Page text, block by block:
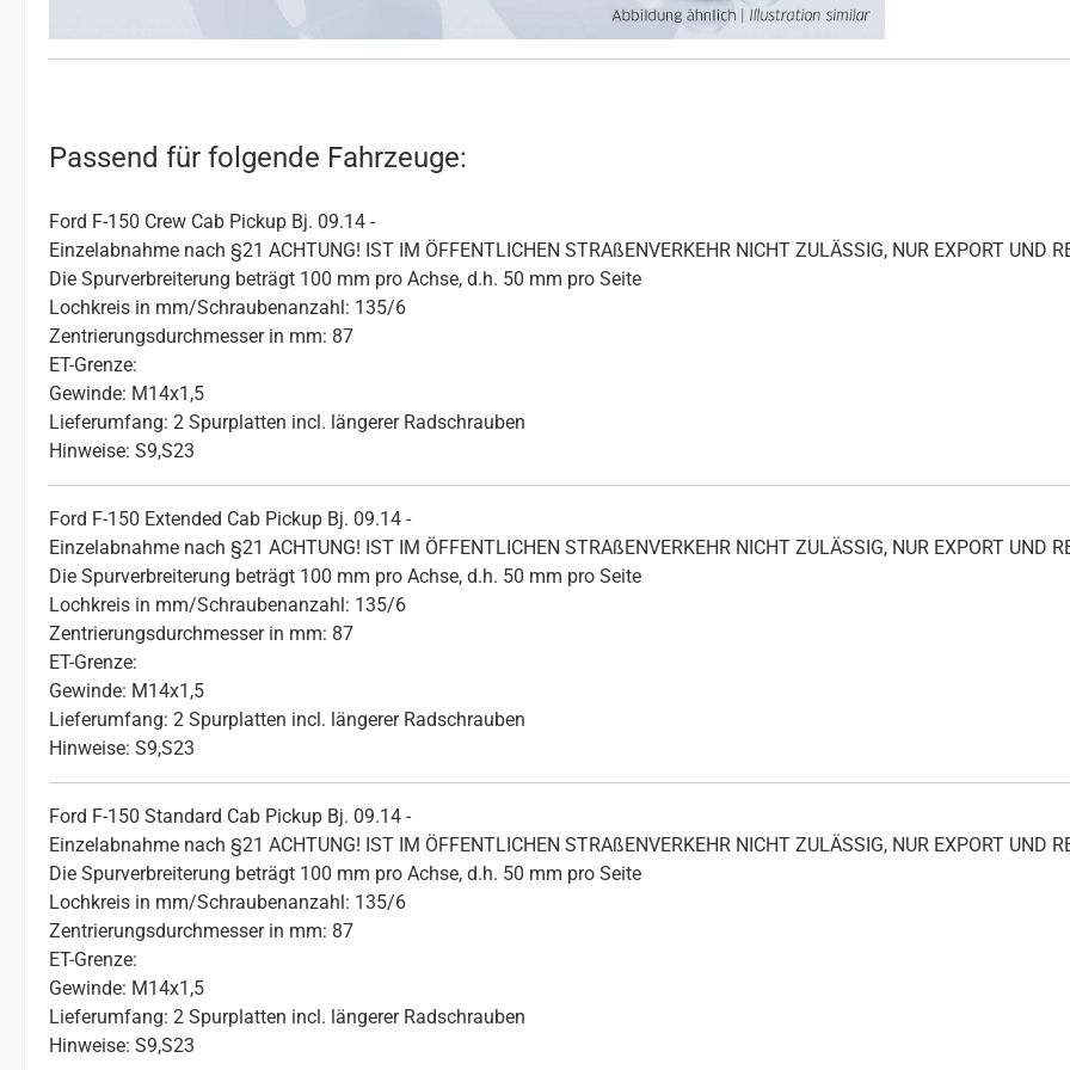
Passend für folgende Fahrzeuge:
Ford F-150 Crew Cab Pickup Bj. 09.14 -
Einzelabnahme nach §21 ACHTUNG! IST IM ÖFFENTLICHEN STRAßENVERKEHR NICHT ZULÄSSIG, NUR EXPORT UND
Die Spurverbreiterung beträgt 100 mm pro Achse, d.h. 50 mm pro Seite
Lochkreis in mm/Schraubenanzahl: 135/6
Zentrierungsdurchmesser in mm: 87
ET-Grenze:
Gewinde: M14x1,5
Lieferumfang: 2 Spurplatten incl. längerer Radschrauben
Hinweise: S9,S23
Ford F-150 Extended Cab Pickup Bj. 09.14 -
Einzelabnahme nach §21 ACHTUNG! IST IM ÖFFENTLICHEN STRAßENVERKEHR NICHT ZULÄSSIG, NUR EXPORT UND
Die Spurverbreiterung beträgt 100 mm pro Achse, d.h. 50 mm pro Seite
Lochkreis in mm/Schraubenanzahl: 135/6
Zentrierungsdurchmesser in mm: 87
ET-Grenze:
Gewinde: M14x1,5
Lieferumfang: 2 Spurplatten incl. längerer Radschrauben
Hinweise: S9,S23
Ford F-150 Standard Cab Pickup Bj. 09.14 -
Einzelabnahme nach §21 ACHTUNG! IST IM ÖFFENTLICHEN STRAßENVERKEHR NICHT ZULÄSSIG, NUR EXPORT UND
Die Spurverbreiterung beträgt 100 mm pro Achse, d.h. 50 mm pro Seite
Lochkreis in mm/Schraubenanzahl: 135/6
Zentrierungsdurchmesser in mm: 87
ET-Grenze:
Gewinde: M14x1,5
Lieferumfang: 2 Spurplatten incl. längerer Radschrauben
Hinweise: S9,S23